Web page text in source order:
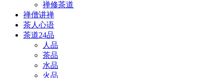
禅修茶道
禅僧讲禅
茶人心语
茶道24品
人品
茶品
水品
火品